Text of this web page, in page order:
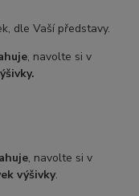
dle Vaší představy.
, navolte si v
, navolte si v
výšivky.